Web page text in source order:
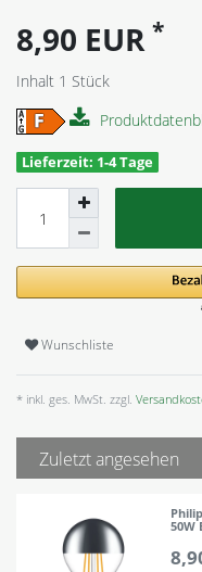
8,90 EUR *
Inhalt 1 Stück
Lieferzeit: 1-4 Tage
Wunschliste
* inkl. ges. MwSt. zzgl.
Zuletzt angesehen
50W